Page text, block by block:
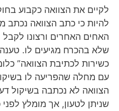
לקיים את הצוואה כקבוע
להיות כי כתב הצוואה
האחים האחרים ורצונו לקבל
שלא בהכרח מגיעים לו. טענה
כשירות לכתיבת הצוואה”
עם מחלה שהפריעה לו
הצוואה לא נכתבה בשיקול
שניתן לטעון, אך מומלץ